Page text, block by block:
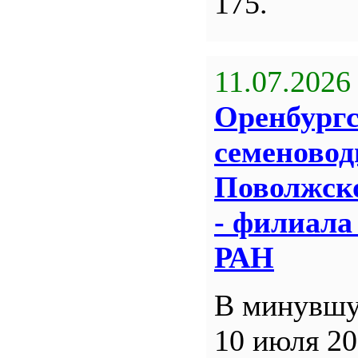
11.07.2026
-
РАН
В
10 июля